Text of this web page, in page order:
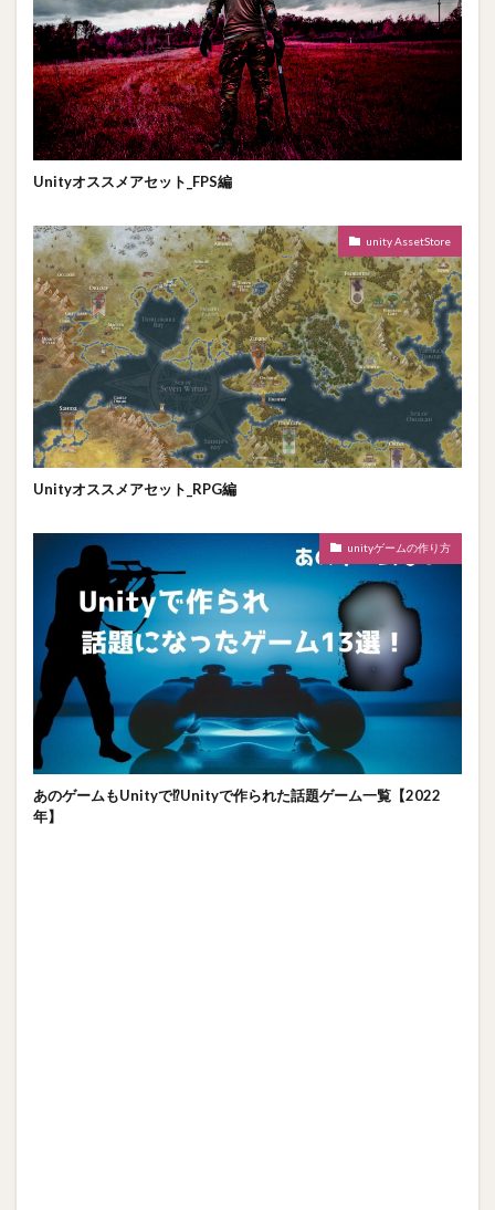
Unityオススメアセット_FPS編
unity AssetStore
Unityオススメアセット_RPG編
unityゲームの作り方
あのゲームもUnityで⁉Unityで作られた話題ゲーム一覧【2022
年】